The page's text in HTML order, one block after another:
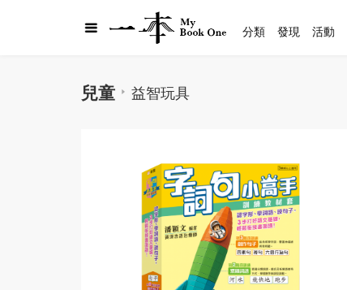
兒童 益智玩具
分類 發現 活動